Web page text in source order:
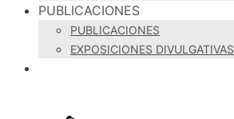
PUBLICACIONES
PUBLICACIONES
EXPOSICIONES DIVULGATIVAS